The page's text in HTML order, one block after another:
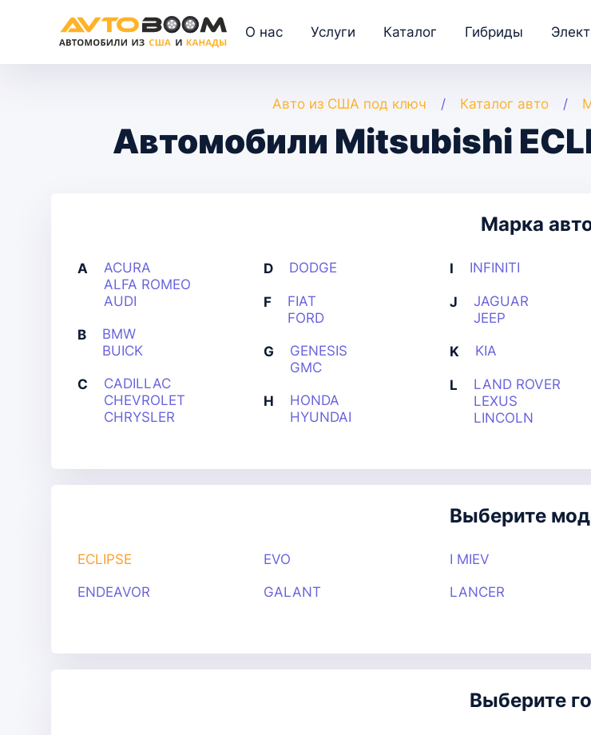
О нас Услуги Каталог Гибриды
Авто из США под ключ Каталог авто
Автомобили Mitsubishi
Марка
A
ACURA
ALFA ROMEO
AUDI
B
BMW
BUICK
C
CADILLAC
CHEVROLET
CHRYSLER
D DODGE
F
FIAT
FORD
G
GENESIS
GMC
H
HONDA
HYUNDAI
I INFINITI
J
JAGUAR
JEEP
K KIA
L
LAND ROVER
LEXUS
LINCOLN
Выберите
ECLIPSE
ENDEAVOR
EVO
GALANT
I MIEV
LANCER
Выберите